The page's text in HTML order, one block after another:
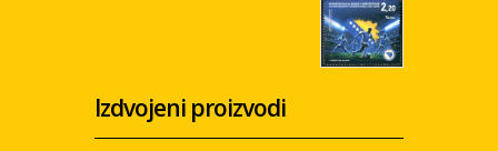
Izdvojeni proizvodi